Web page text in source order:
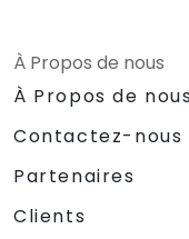
À Propos de nous
À Propos de nous
Contactez-nous
Partenaires
Clients